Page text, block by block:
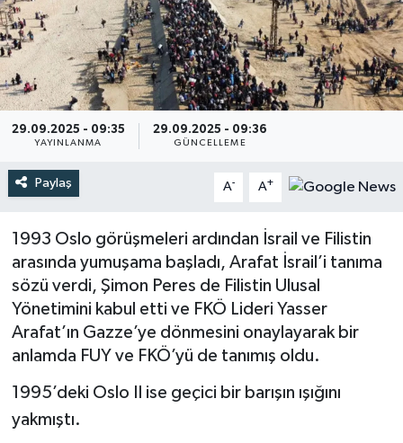
29.09.2025 - 09:35
YAYINLANMA
29.09.2025 - 09:36
GÜNCELLEME
Paylaş A- A+
1993 Oslo görüşmeleri ardından İsrail ve Filistin
arasında yumuşama başladı, Arafat İsrail’i tanıma
sözü verdi, Şimon Peres de Filistin Ulusal
Yönetimini kabul etti ve FKÖ Lideri Yasser
Arafat’ın Gazze’ye dönmesini onaylayarak bir
anlamda FUY ve FKÖ’yü de tanımış oldu.
1995’deki Oslo II ise geçici bir barışın ışığını
yakmıştı.
Türkiye
Yaşam